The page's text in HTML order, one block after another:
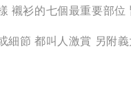
襯衫的七個最重要部
細節 都叫人激賞 另附